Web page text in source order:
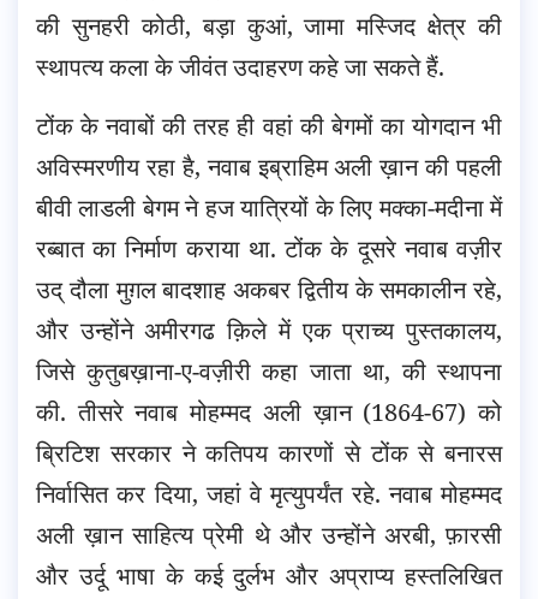
की सुनहरी कोठी, बड़ा कुआं, जामा मस्जिद क्षेत्र की
स्थापत्य कला के जीवंत उदाहरण कहे जा सकते हैं.
टोंक के नवाबों की तरह ही वहां की बेगमों का योगदान भी
अविस्मरणीय रहा है, नवाब इब्राहिम अली ख़ान की पहली
बीवी लाडली बेगम ने हज यात्रियों के लिए मक्का-मदीना में
रब्बात का निर्माण कराया था. टोंक के दूसरे नवाब वज़ीर
उद् दौला मुग़ल बादशाह अकबर द्वितीय के समकालीन रहे,
और उन्होंने अमीरगढ क़िले में एक प्राच्य पुस्तकालय,
जिसे कुतुबख़ाना-ए-वज़ीरी कहा जाता था, की स्थापना
की. तीसरे नवाब मोहम्मद अली ख़ान (1864-67) को
ब्रिटिश सरकार ने कतिपय कारणों से टोंक से बनारस
निर्वासित कर दिया, जहां वे मृत्युपर्यंत रहे. नवाब मोहम्मद
अली ख़ान साहित्य प्रेमी थे और उन्होंने अरबी, फ़ारसी
और उर्दू भाषा के कई दुर्लभ और अप्राप्य हस्तलिखित